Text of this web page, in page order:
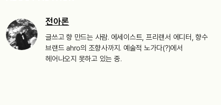
전아론
글쓰고 향 만드는 사람. 에세이스트, 프리랜서 에디터, 향수
브랜드 ahro의 조향사까지. 예술적 노가다(?)에서
헤어나오지 못하고 있는 중.